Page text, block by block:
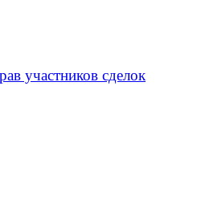
участников сделок